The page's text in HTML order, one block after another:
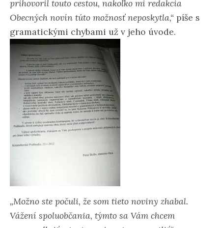
prihovoril touto cestou, nakoľko mi redakcia
Obecných novín túto možnosť neposkytla,“ píše s
gramatickými chybami už v jeho úvode.
„Možno ste počuli, že som tieto noviny zhabal.
Vážení spoluobčania, týmto sa Vám chcem